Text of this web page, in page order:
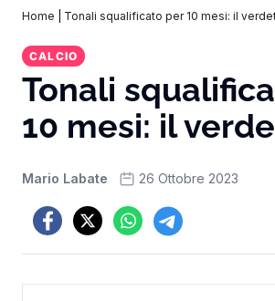
Home Tonali squalificato per 10 mesi: il
CALCIO
Tonali
10 mesi: il
Mario Labate 26 Ottobre 2023